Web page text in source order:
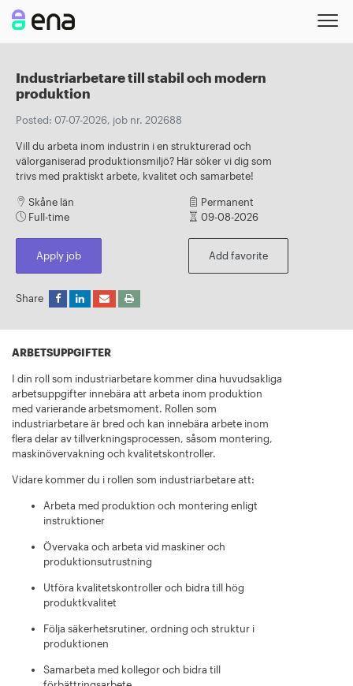
Industriarbetare till stabil och modern
produktion
Posted: 07-07-2026, job nr. 202688
Vill du arbeta inom industrin i en strukturerad och
välorganiserad produktionsmiljö? Här söker vi dig som
trivs med praktiskt arbete, kvalitet och samarbete!
Skåne län
Permanent
Full-time
09-08-2026
Apply job Add favorite
Share
ARBETSUPPGIFTER
I din roll som industriarbetare kommer dina huvudsakliga
arbetsuppgifter innebära att arbeta inom produktion
med varierande arbetsmoment. Rollen som
industriarbetare är bred och kan innebära arbete inom
flera delar av tillverkningsprocessen, såsom montering,
maskinövervakning och kvalitetskontroller.
Vidare kommer du i rollen som industriarbetare att:
Arbeta med produktion och montering enligt
instruktioner
Övervaka och arbeta vid maskiner och
produktionsutrustning
Utföra kvalitetskontroller och bidra till hög
produktkvalitet
Följa säkerhetsrutiner, ordning och struktur i
produktionen
Samarbeta med kollegor och bidra till